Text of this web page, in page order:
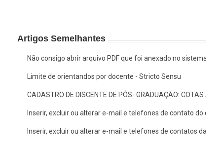
Artigos Semelhantes
Não consigo abrir arquivo PDF que foi anexado no sistema, o
Limite de orientandos por docente - Stricto Sensu
CADASTRO DE DISCENTE DE PÓS- GRADUAÇÃO: COTAS AF E
Inserir, excluir ou alterar e-mail e telefones de contato do
Inserir, excluir ou alterar e-mail e telefones de contatos da